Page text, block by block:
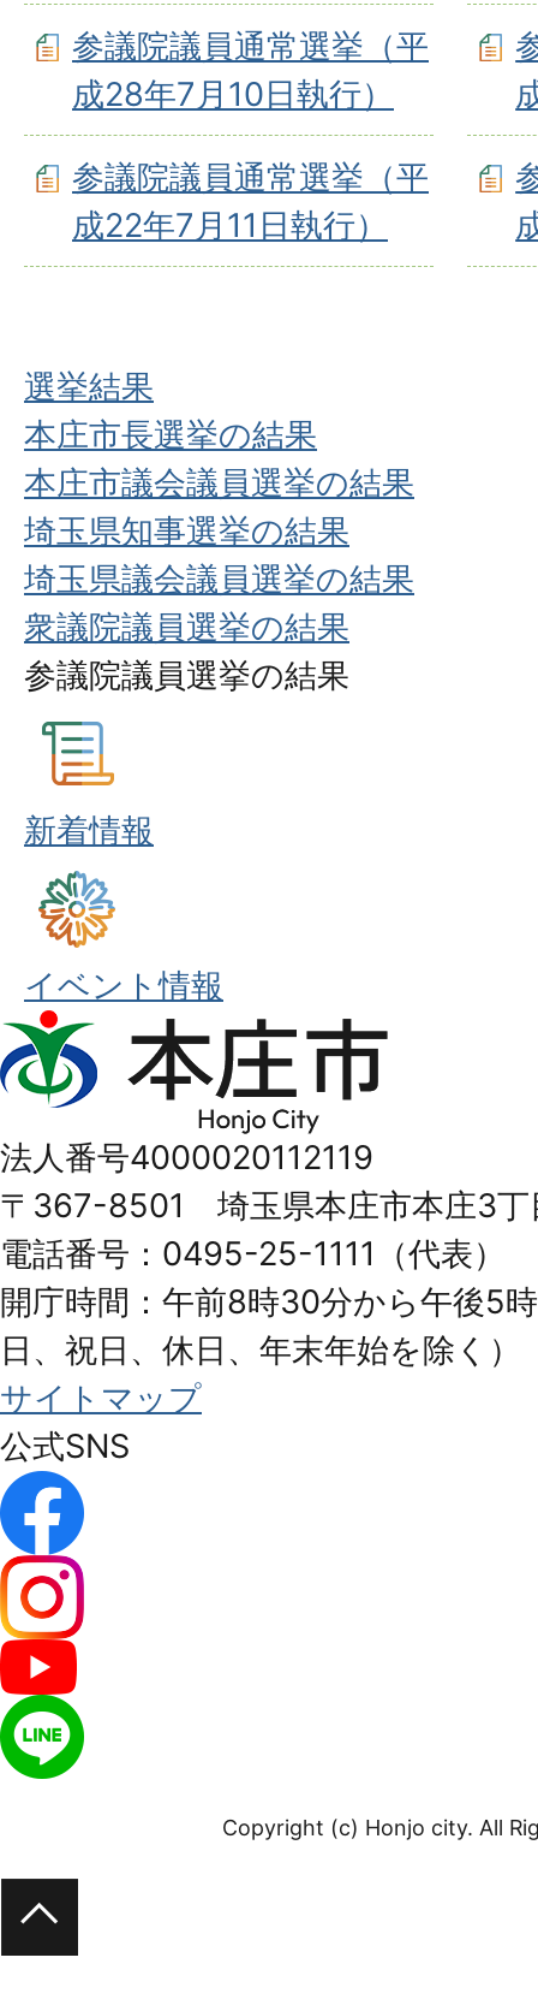
参議院議員通常選挙（平
成28年7月10日執行）
参議院議員通常選挙（平
成22年7月11日執行）
選挙結果
本庄市長選挙の結果
本庄市議会議員選挙の結果
埼玉県知事選挙の結果
埼玉県議会議員選挙の結果
衆議院議員選挙の結果
参議院議員選挙の結果
新着情報
イベント情報
本
庄
Honjo
City
法人番号4000020112119
〒367-8501 埼玉県本庄市本庄3丁
電話番号：0495-25-1111（代表）
開庁時間：午前8時30分から午後5
日、祝日、休日、年末年始を除く）
サイトマップ
公式SNS
Copyright (c) Honjo city. All